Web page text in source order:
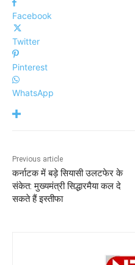
Facebook
Twitter
Pinterest
WhatsApp
Previous article
कर्नाटक में बड़े सियासी उलटफेर के
संकेत: मुख्यमंत्री सिद्धारमैया कल दे
सकते हैं इस्तीफा